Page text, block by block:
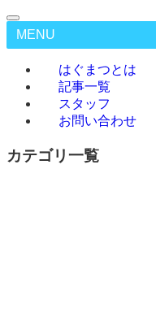
MENU
はぐまつとは
記事一覧
スタッフ
お問い合わせ
カテゴリ一覧